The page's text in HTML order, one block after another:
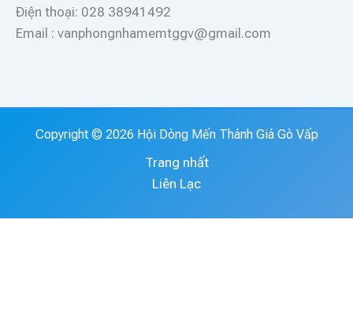
Điện thoại: 028 38941492
Email : vanphongnhamemtggv@gmail.com
Copyright © 2026 Hội Dòng Mến Thánh Giá Gò Vấp
Trang nhất
Liên Lạc